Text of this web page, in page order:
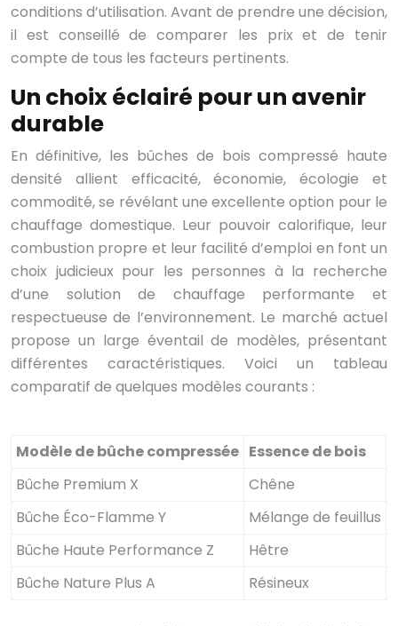
conditions d’utilisation. Avant de prendre une décision,
il est conseillé de comparer les prix et de tenir
compte de tous les facteurs pertinents.
Un choix éclairé pour un avenir
durable
En définitive, les bûches de bois compressé haute
densité allient efficacité, économie, écologie et
commodité, se révélant une excellente option pour le
chauffage domestique. Leur pouvoir calorifique, leur
combustion propre et leur facilité d’emploi en font un
choix judicieux pour les personnes à la recherche
d’une solution de chauffage performante et
respectueuse de l’environnement. Le marché actuel
propose un large éventail de modèles, présentant
différentes caractéristiques. Voici un tableau
comparatif de quelques modèles courants :
Modèle de bûche compressée Essence de bois
Bûche Premium X
Chêne
Bûche Éco-Flamme Y
Mélange de feuillus
Bûche Haute Performance Z
Hêtre
Bûche Nature Plus A
Résineux